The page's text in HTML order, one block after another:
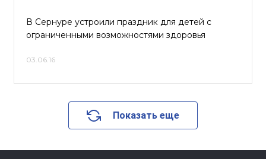
В Сернуре устроили праздник для детей с
ограниченными возможностями здоровья
03.06.16
Показать еще